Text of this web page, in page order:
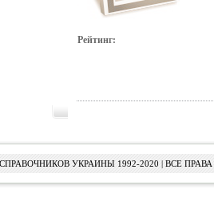
Рейтинг:
УКРАИНЫ 1992-2020 | ВСЕ